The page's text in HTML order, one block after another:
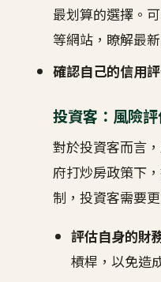
最划算的選擇。
等網站，瞭解最
確認自己的信用評
投資客：風險
對於投資客而言，
府打炒房政策下
制，投資客需要
評估自身的財
槓桿，以免造